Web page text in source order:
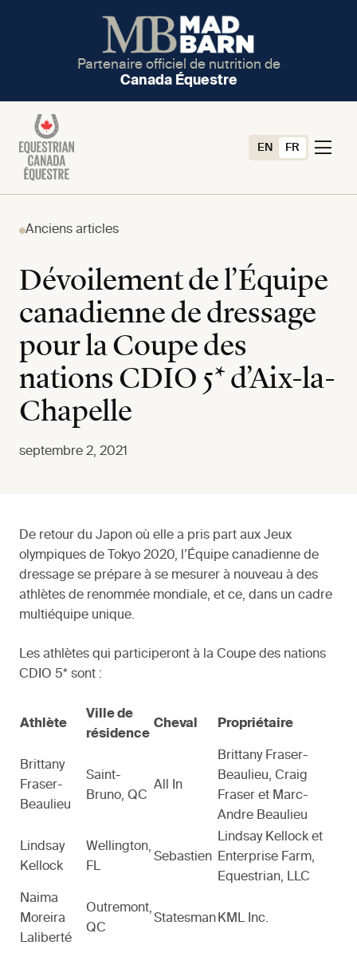
Partenaire officiel de nutrition de
Canada Équestre
EN FR
Anciens articles
Dévoilement de l’Équipe
canadienne de dressage
pour la Coupe des
nations CDIO 5* d’Aix-la-
Chapelle
septembre 2, 2021
De retour du Japon où elle a pris part aux Jeux
olympiques de Tokyo 2020, l’Équipe canadienne de
dressage se prépare à se mesurer à nouveau à des
athlètes de renommée mondiale, et ce, dans un cadre
multiéquipe unique.
Les athlètes qui participeront à la Coupe des nations
CDIO 5* sont :
Athlète
Ville de
résidence
Cheval Propriétaire
Brittany
Fraser-
Beaulieu
Saint-
Bruno, QC
All In
Brittany Fraser-
Beaulieu, Craig
Fraser et Marc-
Andre Beaulieu
Lindsay
Kellock
Wellington,
FL
Sebastien
Lindsay Kellock et
Enterprise Farm,
Equestrian, LLC
Naima
Moreira
Laliberté
Outremont,
QC
StatesmanKML Inc.